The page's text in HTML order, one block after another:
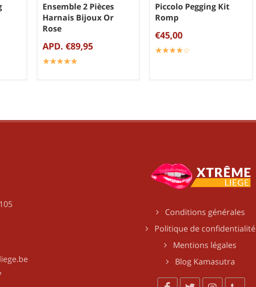
Ensemble 2 Pièces
Harnais Bijoux Or
Rose
APD. €89,95
☆☆☆☆☆
★★★★★
Piccolo Pegging Kit
Romp
€45,00
☆☆☆☆☆
★★★★★
Conditions générales
Politique de confidentialité
Mentions légales
Blog Kamasutra